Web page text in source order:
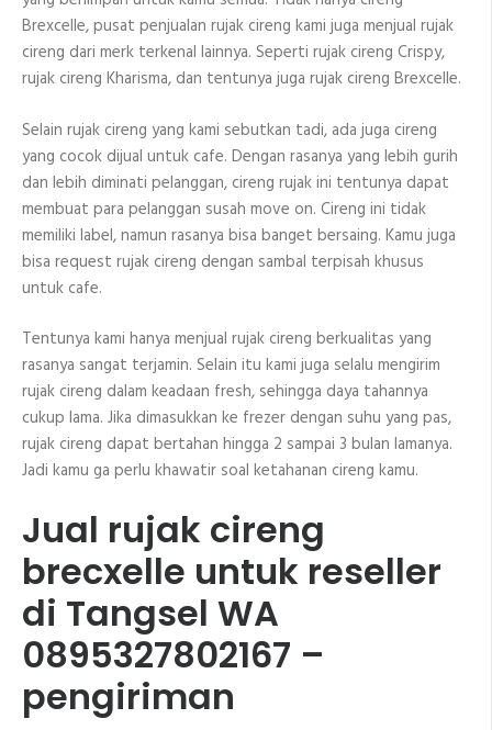
Brexcelle, pusat penjualan rujak cireng kami juga menjual rujak
cireng dari merk terkenal lainnya. Seperti rujak cireng Crispy,
rujak cireng Kharisma, dan tentunya juga rujak cireng Brexcelle.
Selain rujak cireng yang kami sebutkan tadi, ada juga cireng
yang cocok dijual untuk cafe. Dengan rasanya yang lebih gurih
dan lebih diminati pelanggan, cireng rujak ini tentunya dapat
membuat para pelanggan susah move on. Cireng ini tidak
memiliki label, namun rasanya bisa banget bersaing. Kamu juga
bisa request rujak cireng dengan sambal terpisah khusus
untuk cafe.
Tentunya kami hanya menjual rujak cireng berkualitas yang
rasanya sangat terjamin. Selain itu kami juga selalu mengirim
rujak cireng dalam keadaan fresh, sehingga daya tahannya
cukup lama. Jika dimasukkan ke frezer dengan suhu yang pas,
rujak cireng dapat bertahan hingga 2 sampai 3 bulan lamanya.
Jadi kamu ga perlu khawatir soal ketahanan cireng kamu.
Jual rujak cireng
brecxelle untuk reseller
di Tangsel WA
0895327802167 –
pengiriman